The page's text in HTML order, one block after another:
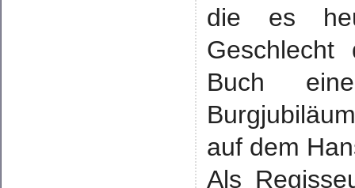
die es
Buch
auf dem
Als